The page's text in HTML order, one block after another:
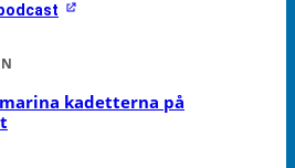
kadetterna på